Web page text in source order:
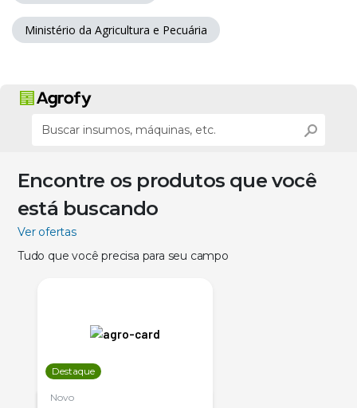
Ministério da Agricultura e Pecuária
Encontre os produtos que você
está buscando
Ver ofertas
Tudo que você precisa para seu campo
Destaque
Novo